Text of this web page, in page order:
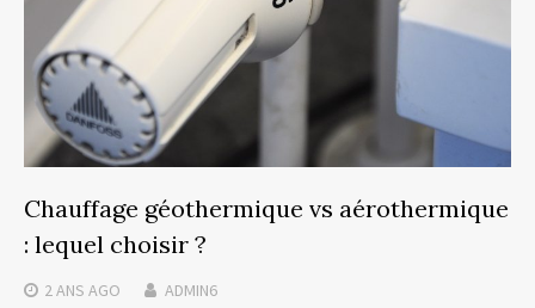
Chauffage géothermique vs aérothermique
: lequel choisir ?
2 ANS AGO ADMIN6